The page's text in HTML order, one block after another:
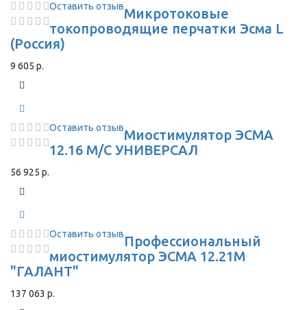
Оставить отзывМикротоковые
токопроводящие перчатки Эсма L
(Россия)
9 605 р.
Оставить отзывМиостимулятор ЭСМА
12.16 М/С УНИВЕРСАЛ
56 925 р.
Оставить отзывПрофессиональный
миостимулятор ЭСМА 12.21М
"ГАЛАНТ"
137 063 р.